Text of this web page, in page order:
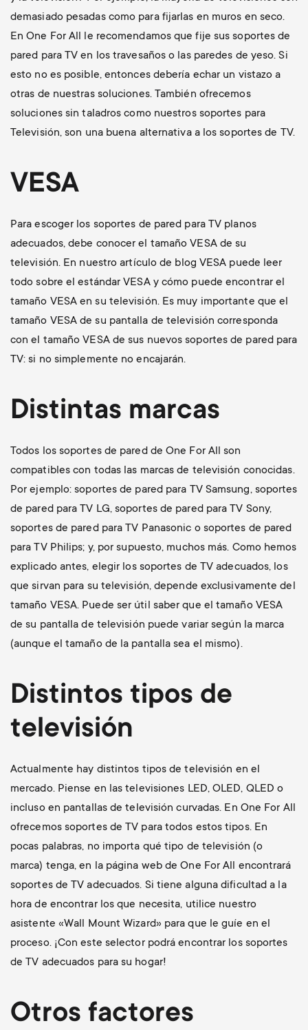
demasiado pesadas como para fijarlas en muros en seco.
En One For All le recomendamos que fije sus soportes de
pared para TV en los travesaños o las paredes de yeso. Si
esto no es posible, entonces debería echar un vistazo a
otras de nuestras soluciones. También ofrecemos
soluciones sin taladros como nuestros soportes para
Televisión, son una buena alternativa a los soportes de TV.
VESA
Para escoger los soportes de pared para TV planos
adecuados, debe conocer el tamaño VESA de su
televisión. En nuestro artículo de blog VESA puede leer
todo sobre el estándar VESA y cómo puede encontrar el
tamaño VESA en su televisión. Es muy importante que el
tamaño VESA de su pantalla de televisión corresponda
con el tamaño VESA de sus nuevos soportes de pared para
TV: si no simplemente no encajarán.
Distintas marcas
Todos los soportes de pared de One For All son
compatibles con todas las marcas de televisión conocidas.
Por ejemplo: soportes de pared para TV Samsung, soportes
de pared para TV LG, soportes de pared para TV Sony,
soportes de pared para TV Panasonic o soportes de pared
para TV Philips; y, por supuesto, muchos más. Como hemos
explicado antes, elegir los soportes de TV adecuados, los
que sirvan para su televisión, depende exclusivamente del
tamaño VESA. Puede ser útil saber que el tamaño VESA
de su pantalla de televisión puede variar según la marca
(aunque el tamaño de la pantalla sea el mismo).
Distintos tipos de
televisión
Actualmente hay distintos tipos de televisión en el
mercado. Piense en las televisiones LED, OLED, QLED o
incluso en pantallas de televisión curvadas. En One For All
ofrecemos soportes de TV para todos estos tipos. En
pocas palabras, no importa qué tipo de televisión (o
marca) tenga, en la página web de One For All encontrará
soportes de TV adecuados. Si tiene alguna dificultad a la
hora de encontrar los que necesita, utilice nuestro
asistente «Wall Mount Wizard» para que le guíe en el
proceso. ¡Con este selector podrá encontrar los soportes
de TV adecuados para su hogar!
Otros factores